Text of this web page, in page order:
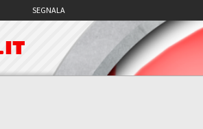
SEGNALA